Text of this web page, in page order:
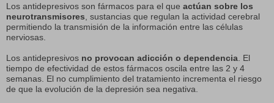
Los antidepresivos son fármacos para el que actúan sobre los
neurotransmisores , sustancias que regulan la actividad cerebral
permitiendo la transmisión de la información entre las células
nerviosas.
Los antidepresivos no provocan adicción o dependencia . El
tiempo de efectividad de estos fármacos oscila entre las 2 y 4
semanas. El no cumplimiento del tratamiento incrementa el riesgo
de que la evolución de la depresión sea negativa.